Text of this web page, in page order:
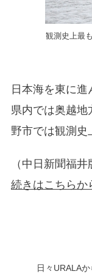
観測史上最
日本海を東に進
県内では奥越地
野市では観測史
（中日新聞福井
続きはこちらか
日々URALA